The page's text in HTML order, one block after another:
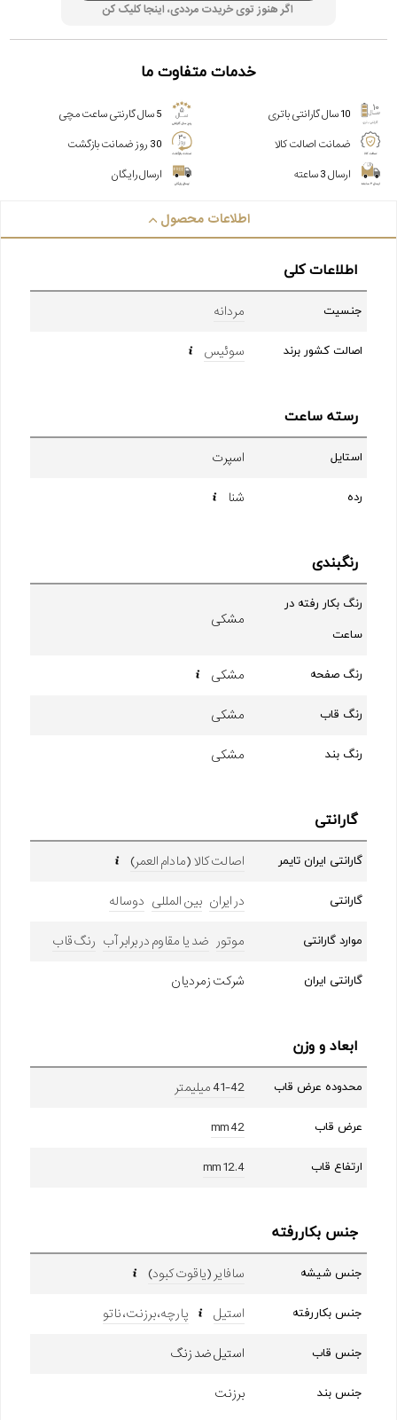
اگر هنوز توی خریدت مرددی، اینجا کلیک کن
خدمات متفاوت ما
10 سال گارانتی باتری
5 سال گارنتی ساعت مچی
ضمانت اصالت کالا
30 روز ضمانت بازگشت
ارسال 3 ساعته
ارسال رایگان
اطلاعات محصول
اطلاعات کلی
جنسیت مردانه
اصالت کشور برند سوئیس
رسته ساعت
استایل اسپرت
رده شنا
رنگبندی
رنگ بکار رفته در
ساعت
مشکی
رنگ صفحه مشکی
رنگ قاب مشکی
رنگ بند مشکی
گارانتی
گارانتی ایران تایمر اصالت کالا (مادام العمر)
گارانتی در ایران بین المللی دوساله
موارد گارانتی موتور ضد یا مقاوم در برابر آب رنگ قاب
گارانتی ایران شرکت زمردیان
ابعاد و وزن
محدوده عرض قاب 41-42 میلیمتر
عرض قاب 42 mm
ارتفاع قاب 12.4 mm
جنس بکاررفته
جنس شیشه سافایر (یاقوت کبود)
جنس بکاررفته استیل پارچه، برزنت، ناتو
جنس قاب استیل ضد زنگ
جنس بند برزنت